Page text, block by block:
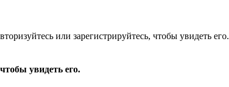
или зарегистрируйтесь, чтобы увидеть его.
увидеть его.